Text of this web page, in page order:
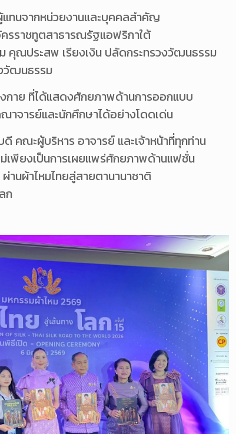
แทนจากหน่วยงานและบุคคลสำคัญ
รราชทูตสาธารณรัฐแอฟริกาใต้
คุณประสพ เรียงเงิน ปลัดกระทรวงวัฒนธรรม
วัฒนธรรม
กาย ที่ได้แสดงศักยภาพด้านการออกแบบ
จารย์และนักศึกษาได้อย่างโดดเด่น
คณะผู้บริหาร อาจารย์ และเจ้าหน้าที่ทุกท่าน
เพียงเป็นการเผยแพร่ศักยภาพด้านแฟชั่น
นผ้าไหมไทยสู่สายตานานาชาติ
ก